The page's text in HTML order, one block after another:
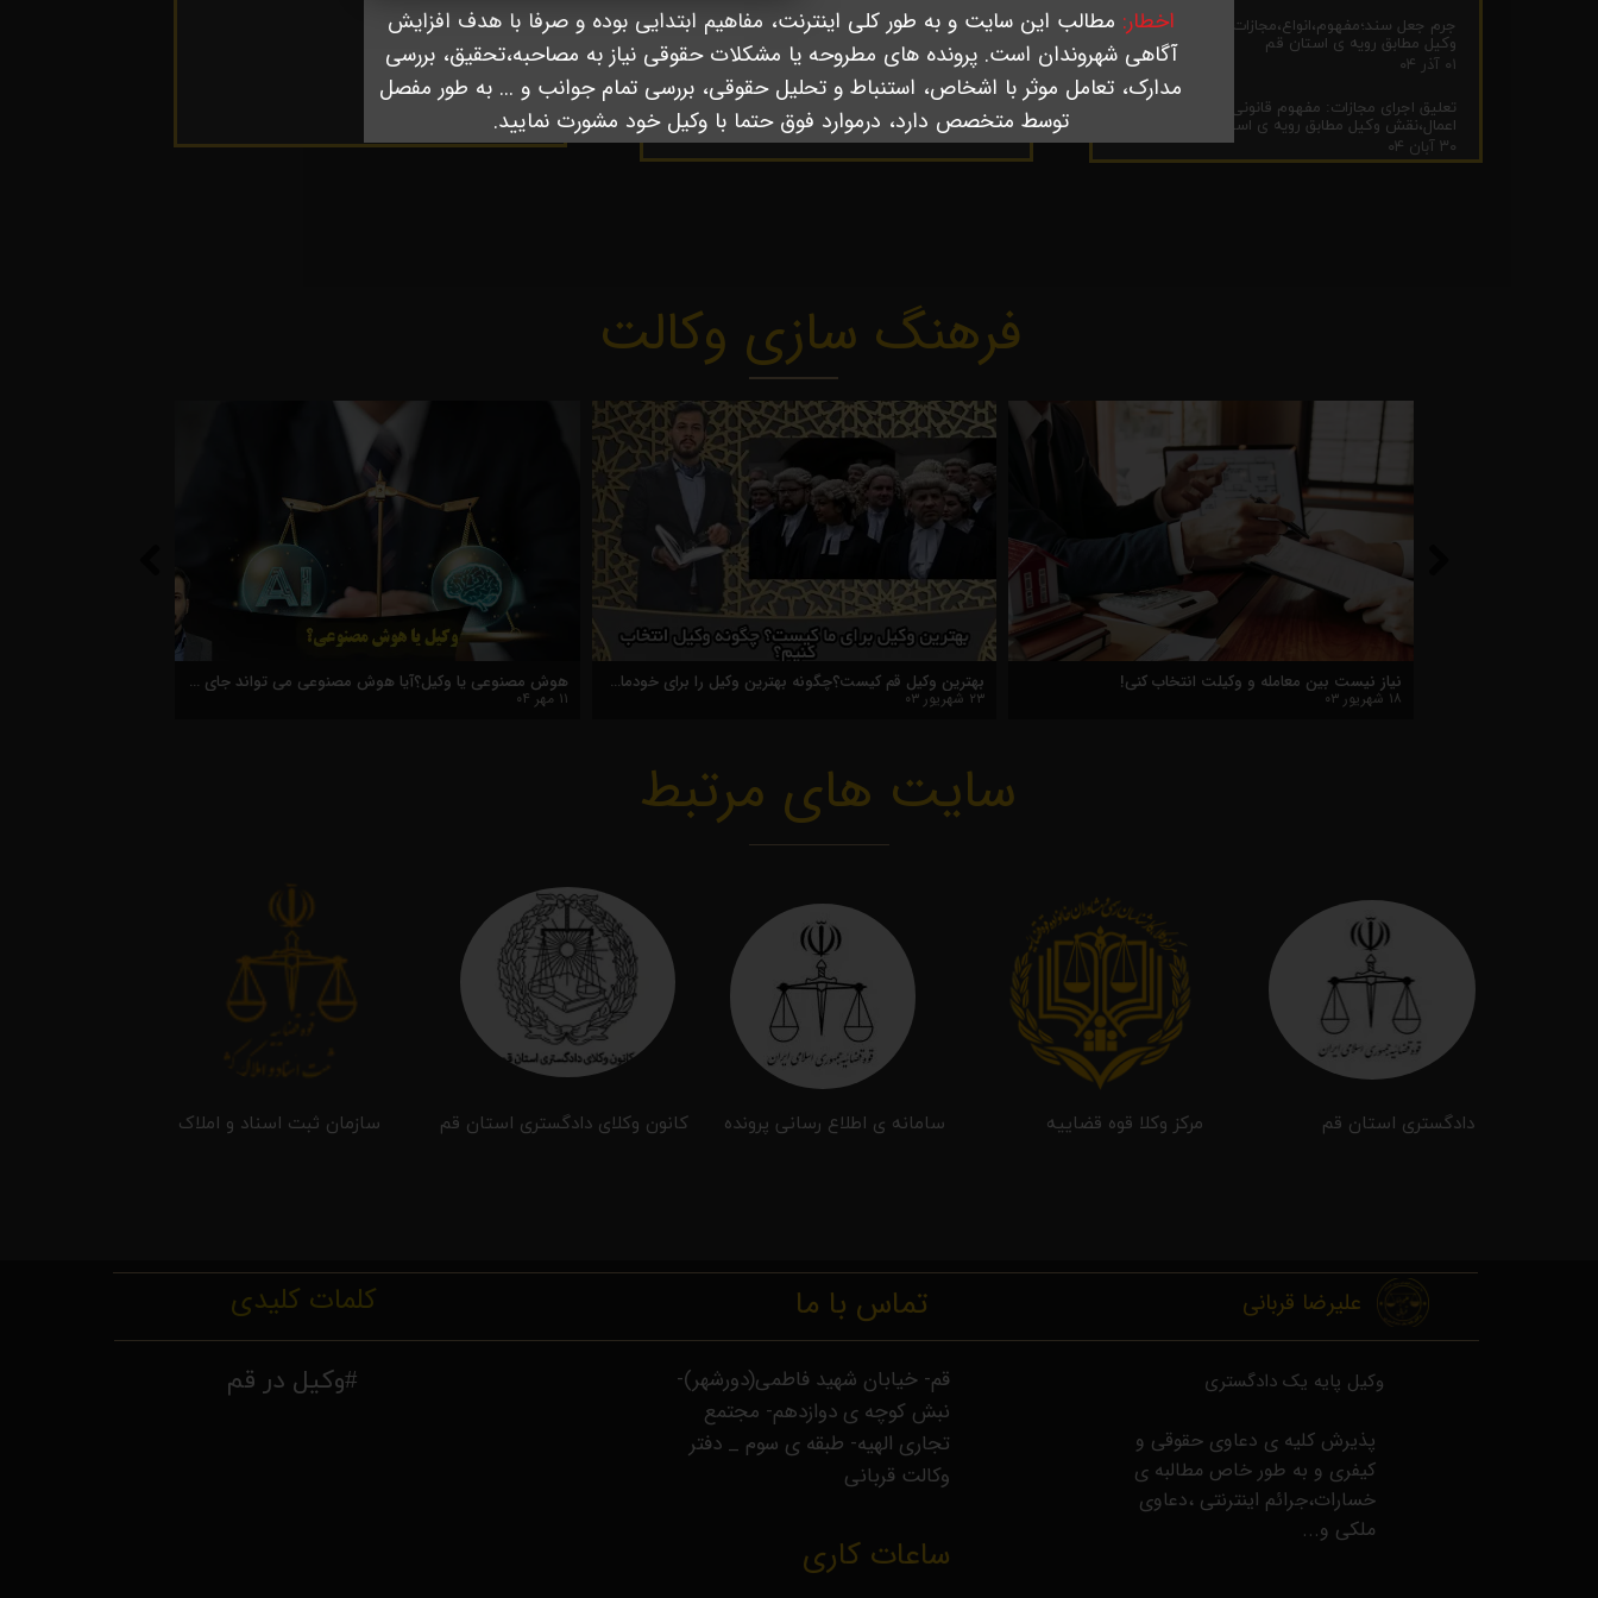
جرم جعل سند؛مفهوم،انواع،مجازات،شرایط و نقش
وکیل مطابق رویه ی استان قم
۰۱ آذر ۰۴
تعلیق اجرای مجازات: مفهوم قانونی، شرایط و موارد
اعمال،نقش وکیل مطابق رویه ی استان قم
۳۰ آبان ۰۴
فرهنگ سازی وکالت
بهترین وکیل قم کیست؟چگونه بهترین وکیل را برای خودمان انتخاب کنیم؟
۲۳ شهریور ۰۳
نیاز نیست بین معامله و وکیلت انتخاب کنی!
۱۸ شهریور ۰۳
سایت های مرتبط
دادگستری استان قم مرکز وکلا قوه قضاییه سامانه ی اطلاع رسانی پروندهکانون وکلای دادگستری استان قم سازمان ثبت اسناد و املاک
قم- خیابان شهید فاطمی(دورشهر)-
نبش کوچه ی دوازدهم- مجتمع
تجاری الهیه- طبقه ی سوم _ دفتر
وکالت قربانی
تماس با ما علیرضا قربانی
​پذیرش کلیه ی دعاوی حقوقی و
کیفری و به طور خاص مطالبه ی
خسارات،جرائم اینترنتی ،دعاوی
ملکی و...
وکیل پایه یک دادگستری
ساعات کاری
کلمات کلیدی
#وکیل در قم
اخطار: مطالب این سایت و به طور کلی اینترنت، مفاهیم ابتدایی بوده و صرفا با هدف افزایش
آگاهی شهروندان است. پرونده های مطروحه یا مشکلات حقوقی نیاز به مصاحبه،تحقیق، بررسی
مدارک، تعامل موثر با اشخاص، استنباط و تحلیل حقوقی، بررسی تمام جوانب و ... به طور مفصل
توسط متخصص دارد، درموارد فوق حتما با وکیل خود مشورت نمایید.